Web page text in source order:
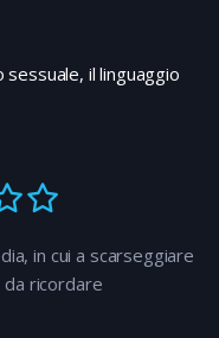
il linguaggio
in cui a scarseggiare
ricordare